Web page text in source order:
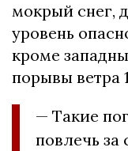
мокрый снег,
уровень
кроме
порывы ветра
— Такие
повлечь за